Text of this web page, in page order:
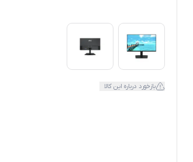
بازخورد درباره این کالا